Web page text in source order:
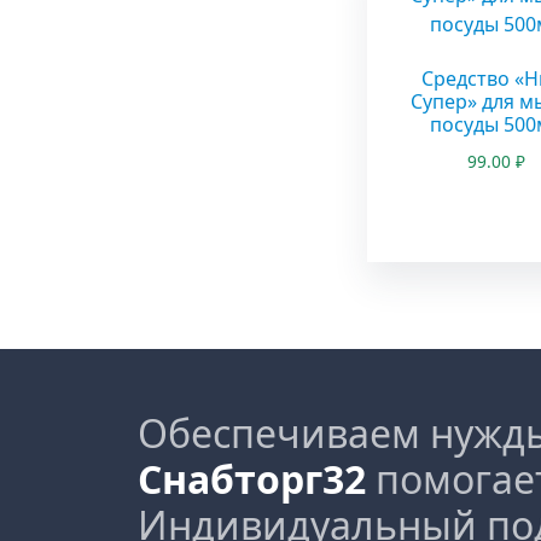
Средство
Супер» для
посуды
99.00 ₽
Обеспечиваем
Снабторг32
Индивидуальный